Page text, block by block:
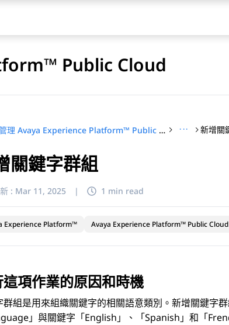
Public Cloud
管理 Avaya Experience Platform™ Public Cloud ··· 新增關
關鍵字群組
: Mar 11, 2025 | 1 min read
Experience Platform™ Avaya Experience Platform™ Public Cloud
這項作業的原因和時機
群組是用來組織關鍵字的相關語意類別。新增關鍵字
」與關鍵字「English」、「Spanish」和「